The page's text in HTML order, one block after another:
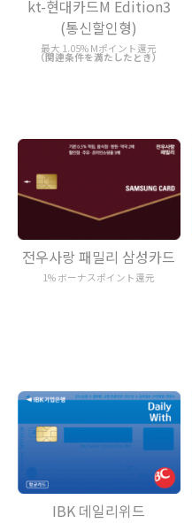
kt-현대카드M Edition3
(통신할인형)
最大 1.05% Mポイント還元
（関連条件を満たしたとき）
전우사랑 패밀리 삼성카드
1% ボーナスポイント還元
IBK 데일리위드